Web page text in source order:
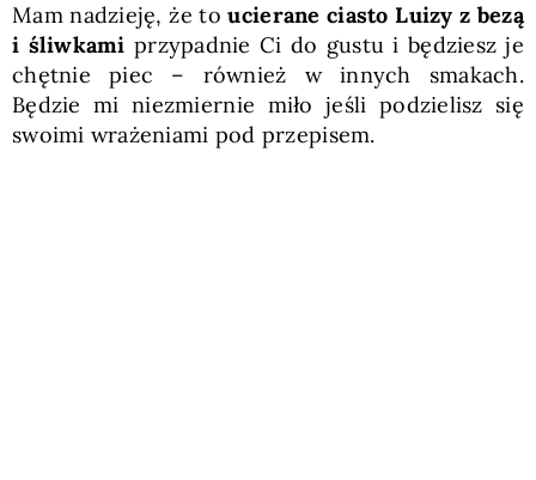
Mam nadzieję, że toucierane ciasto Luizy z bezą
i śliwkamiprzypadnie Ci do gustu i będziesz je
chętnie piec – również w innych smakach.
Będzie mi niezmiernie miło jeśli podzielisz się
swoimi wrażeniami pod przepisem.